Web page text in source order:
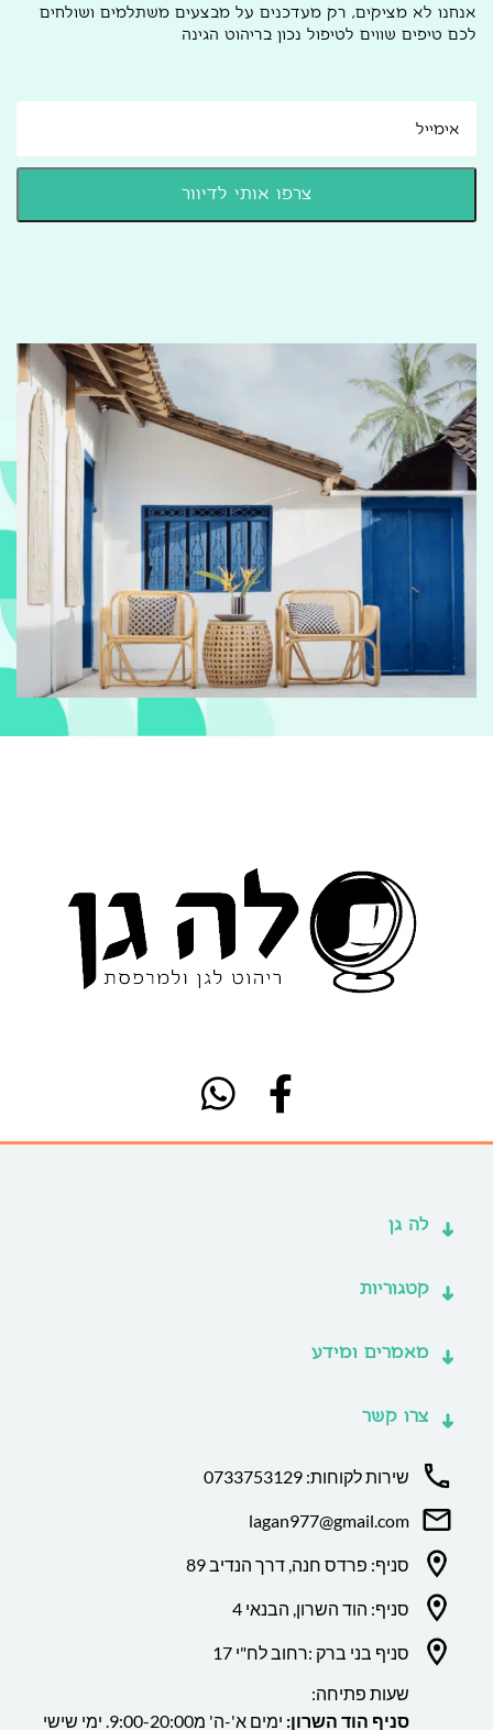
אנחנו לא מציקים, רק מעדכנים על מבצעים משתלמים ושולחים
לכם טיפים שווים לטיפול נכון בריהוט הגינה
לה גן
קטגוריות
מאמרים ומידע
צרו קשר
שירות לקוחות: 0733753129
lagan977@gmail.com
סניף: פרדס חנה, דרך הנדיב 89
סניף: הוד השרון, הבנאי 4
סניף בני ברק :רחוב לח"י 17
שעות פתיחה:
סניף הוד השרון:
ימים א'-ה' מ9:00-20:00. ימי שישי